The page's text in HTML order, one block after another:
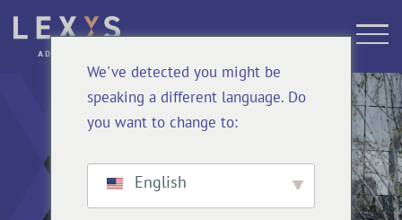
We've detected you might be
speaking a different language. Do
you want to change to:
English